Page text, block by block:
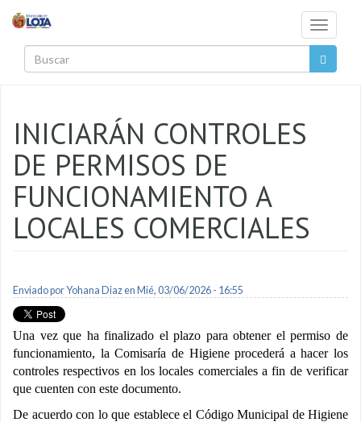
Toggle
INICIARÁN CONTROLES
DE PERMISOS DE
FUNCIONAMIENTO A
LOCALES COMERCIALES
Enviado porYohana Diazen Mié, 03/06/2026 - 16:55
Una vez que ha finalizado el plazo para obtener el permiso de
funcionamiento, la Comisaría de Higiene procederá a hacer los
controles respectivos en los locales comerciales a fin de verificar
que cuenten con este documento.
De acuerdo con lo que establece el Código Municipal de Higiene